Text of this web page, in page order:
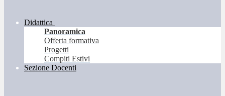
Didattica
Panoramica
Offerta formativa
Progetti
Compiti Estivi
Sezione Docenti